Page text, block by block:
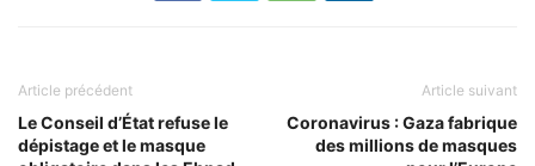
Article précédent
Le Conseil d’État refuse le
dépistage et le masque
Article suivant
Coronavirus : Gaza fabrique
des millions de masques